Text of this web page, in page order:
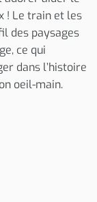
! Le train et les
des paysages
ce qui
dans l’histoire
oeil-main.